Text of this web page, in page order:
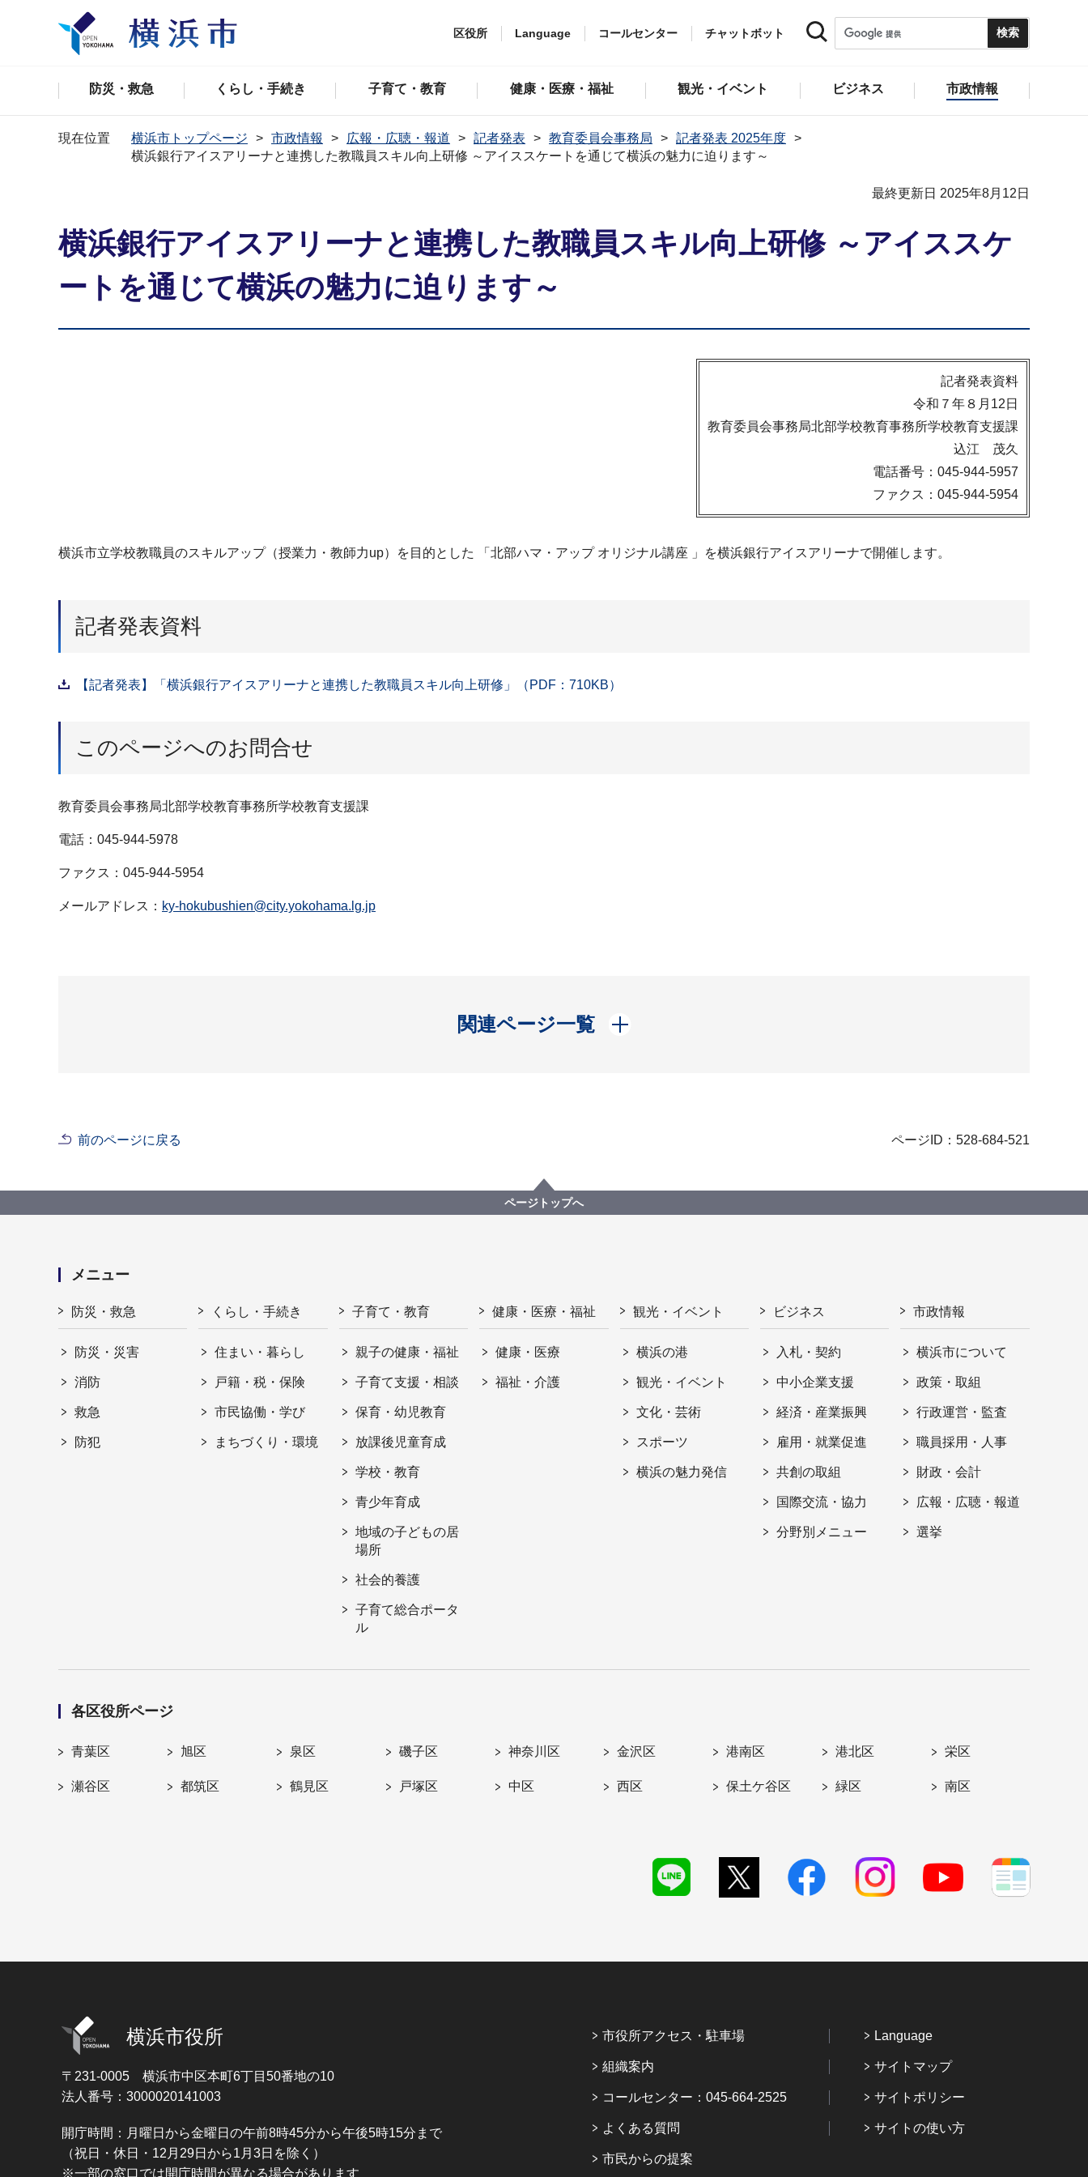
区役所 Language コールセンター チャットボット
防災・救急 くらし・手続き 子育て・教育 健康・医療・福祉 観光・イベント ビジネス 市政情報
現在位置 横浜市トップページ 市政情報 広報・広聴・報道 記者発表 教育委員会事務局
記者発表 2025年度
横浜銀行アイスアリーナと連携した教職員スキル向上研修 ～アイススケートを通じて横浜の魅力に迫ります～
最終更新日 2025年8月12日
横浜銀行アイスアリーナと連携した教職員スキル向上研修 ～アイススケ
ートを通じて横浜の魅力に迫ります～
記者発表資料
令和７年８月12日
教育委員会事務局北部学校教育事務所学校教育支援課
込江 茂久
電話番号：045-944-5957
ファクス：045-944-5954
横浜市立学校教職員のスキルアップ（授業力・教師力up）を目的とした 「北部ハマ・アップ オリジナル講座 」を横浜銀行アイスアリーナで開催します。
記者発表資料
【記者発表】「横浜銀行アイスアリーナと連携した教職員スキル向上研修」（PDF：710KB）
このページへのお問合せ
教育委員会事務局北部学校教育事務所学校教育支援課
電話：045-944-5978
ファクス：045-944-5954
メールアドレス： ky-hokubushien@city.yokohama.lg.jp
関連ページ一覧
開く
前のページに戻る ページID：528-684-521
ページトップへ
メニュー
防災・救急
防災・災害
消防
救急
防犯
くらし・手続き
住まい・暮らし
戸籍・税・保険
市民協働・学び
まちづくり・環境
子育て・教育
親子の健康・福祉
子育て支援・相談
保育・幼児教育
放課後児童育成
学校・教育
青少年育成
地域の子どもの居
場所
社会的養護
子育て総合ポータ
ル
健康・医療・福祉
健康・医療
福祉・介護
観光・イベント
横浜の港
観光・イベント
文化・芸術
スポーツ
横浜の魅力発信
ビジネス
入札・契約
中小企業支援
経済・産業振興
雇用・就業促進
共創の取組
国際交流・協力
分野別メニュー
市政情報
横浜市について
政策・取組
行政運営・監査
職員採用・人事
財政・会計
広報・広聴・報道
選挙
各区役所ページ
青葉区 旭区 泉区 磯子区 神奈川区 金沢区 港南区 港北区 栄区
瀬谷区 都筑区 鶴見区 戸塚区 中区 西区 保土ケ谷区 緑区 南区
横浜市役所
〒231-0005 横浜市中区本町6丁目50番地の10
法人番号：3000020141003
開庁時間：月曜日から金曜日の午前8時45分から午後5時15分まで
（祝日・休日・12月29日から1月3日を除く）
※一部の窓口では開庁時間が異なる場合があります
市役所アクセス・駐車場
組織案内
コールセンター：045-664-2525
よくある質問
市民からの提案
Language
サイトマップ
サイトポリシー
サイトの使い方